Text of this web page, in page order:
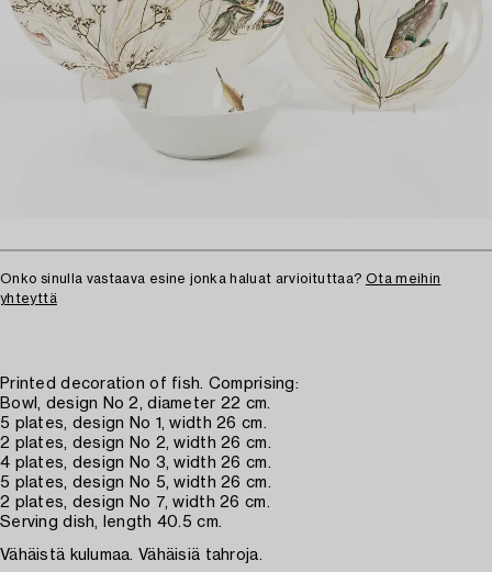
Onko sinulla vastaava esine jonka haluat arvioituttaa? Ota meihin
yhteyttä
Printed decoration of fish. Comprising:
Bowl, design No 2, diameter 22 cm.
5 plates, design No 1, width 26 cm.
2 plates, design No 2, width 26 cm.
4 plates, design No 3, width 26 cm.
5 plates, design No 5, width 26 cm.
2 plates, design No 7, width 26 cm.
Serving dish, length 40.5 cm.
Vähäistä kulumaa. Vähäisiä tahroja.